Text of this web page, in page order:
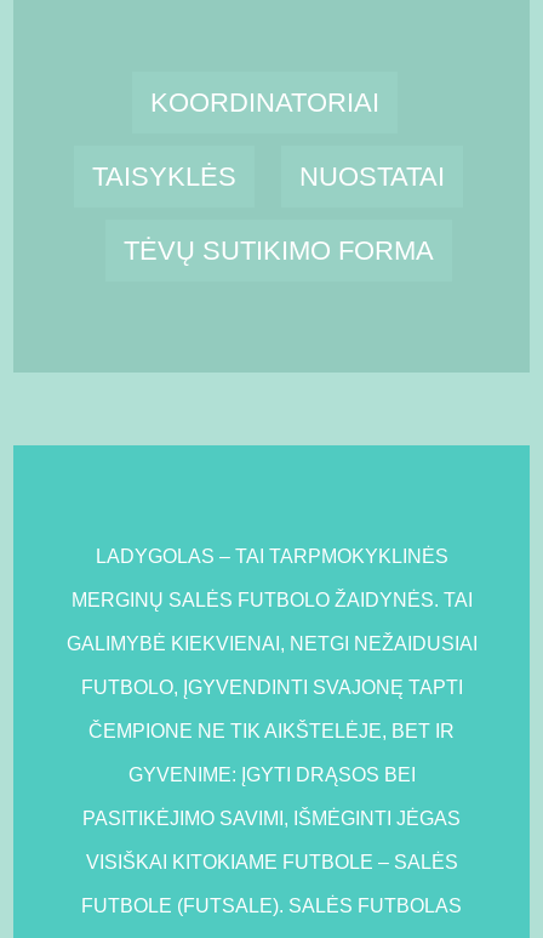
KOORDINATORIAI
TAISYKLĖS NUOSTATAI
TĖVŲ SUTIKIMO FORMA
LADYGOLAS – TAI TARPMOKYKLINĖS
MERGINŲ SALĖS FUTBOLO ŽAIDYNĖS. TAI
GALIMYBĖ KIEKVIENAI, NETGI NEŽAIDUSIAI
FUTBOLO, ĮGYVENDINTI SVAJONĘ TAPTI
ČEMPIONE NE TIK AIKŠTELĖJE, BET IR
GYVENIME: ĮGYTI DRĄSOS BEI
PASITIKĖJIMO SAVIMI, IŠMĖGINTI JĖGAS
VISIŠKAI KITOKIAME FUTBOLE – SALĖS
FUTBOLE (FUTSALE). SALĖS FUTBOLAS